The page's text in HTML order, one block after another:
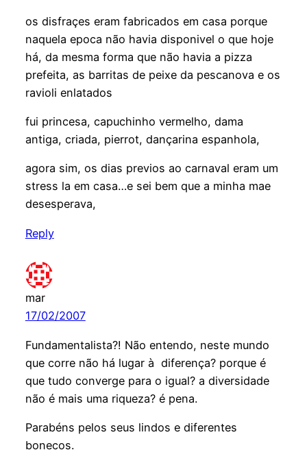
os disfraçes eram fabricados em casa porque
naquela epoca não havia disponivel o que hoje
há, da mesma forma que não havia a pizza
prefeita, as barritas de peixe da pescanova e os
ravioli enlatados
fui princesa, capuchinho vermelho, dama
antiga, criada, pierrot, dançarina espanhola,
agora sim, os dias previos ao carnaval eram um
stress la em casa…e sei bem que a minha mae
desesperava,
Reply
mar
17/02/2007
Fundamentalista?! Não entendo, neste mundo
que corre não há lugar à diferença? porque é
que tudo converge para o igual? a diversidade
não é mais uma riqueza? é pena.
Parabéns pelos seus lindos e diferentes
bonecos.